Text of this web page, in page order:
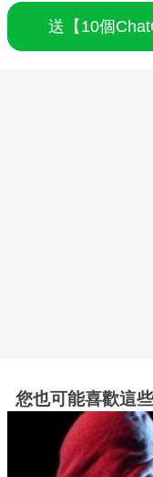
送【10個
您也可能喜歡這